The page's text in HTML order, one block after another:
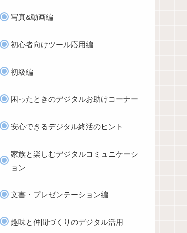
写真&動画編
初心者向けツール応用編
初級編
困ったときのデジタルお助けコーナー
安心できるデジタル終活のヒント
家族と楽しむデジタルコミュニケーシ
ョン
文書・プレゼンテーション編
趣味と仲間づくりのデジタル活用